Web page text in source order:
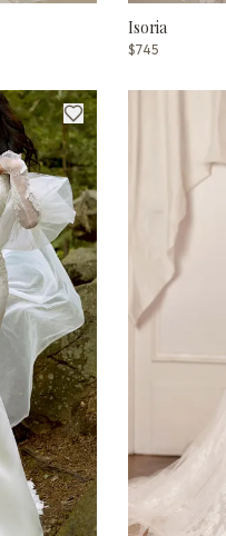
Isoria
$745